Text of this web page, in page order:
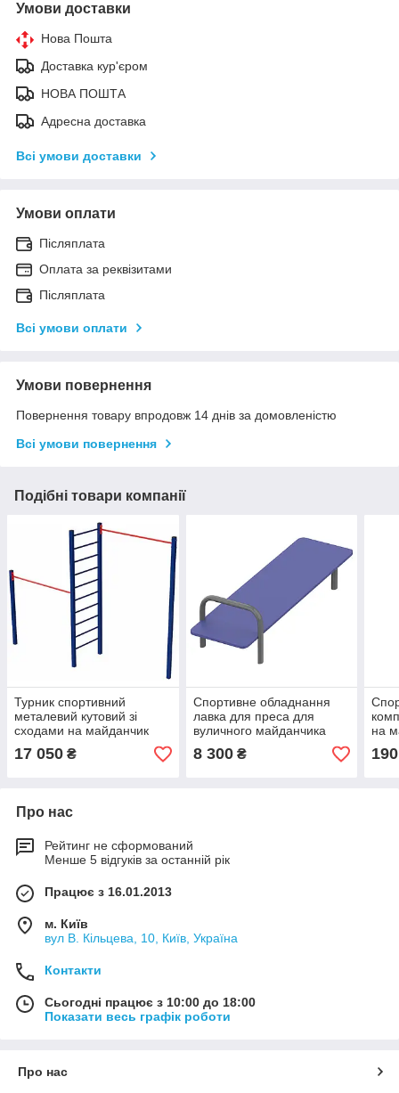
Умови доставки
Нова Пошта
Доставка кур'єром
НОВА ПОШТА
Адресна доставка
Всі умови доставки
Умови оплати
Післяплата
Оплата за реквізитами
Післяплата
Всі умови оплати
Умови повернення
Повернення товару впродовж 14 днів за домовленістю
Всі умови повернення
Подібні товари компанії
Турник спортивний
металевий кутовий зі
сходами на майданчик
17 050 ₴
Спортивне обладнання
лавка для преса для
вуличного майданчика
8 300₴
на
Про нас
Рейтинг не сформований
Менше 5 відгуків за останній рік
Працює з 16.01.2013
м. Київ
вул В. Кільцева, 10, Київ, Україна
Контакти
Сьогодні працює з 10:00 до 18:00
Показати весь графік роботи
Про нас